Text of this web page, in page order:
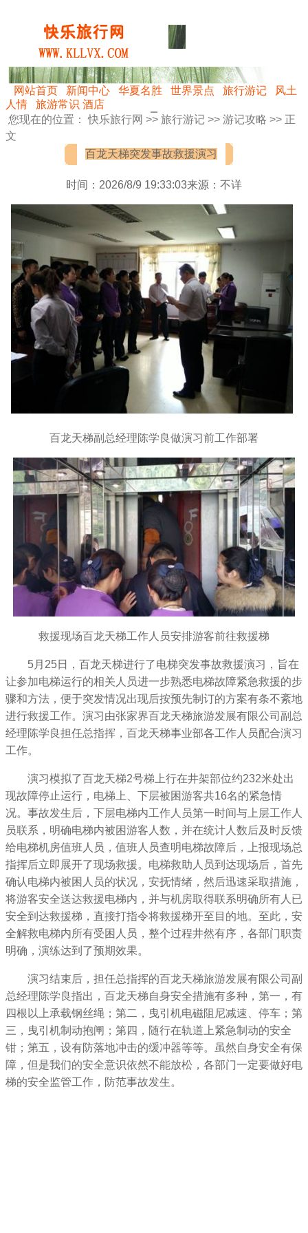
网站首页 新闻中心 华夏名胜 世界景点 旅行游记
风土
人情
旅游常识 酒店
您现在的位置：快乐旅行网 >> 旅行游记 >> 游记攻略 >> 正
文
百龙天梯突发事故救援演习
时间：2026/8/9 19:33:03来源：不详
百龙天梯副总经理陈学良做演习前工作部署
救援现场百龙天梯工作人员安排游客前往救援梯
5月25日，百龙天梯进行了电梯突发事故救援演习，旨在
让参加电梯运行的相关人员进一步熟悉电梯故障紧急救援的步
骤和方法，便于突发情况出现后按预先制订的方案有条不紊地
进行救援工作。演习由张家界百龙天梯旅游发展有限公司副总
经理陈学良担任总指挥，百龙天梯事业部各工作人员配合演习
工作。
演习模拟了百龙天梯2号梯上行在井架部位约232米处出
现故障停止运行，电梯上、下层被困游客共16名的紧急情
况。事故发生后，下层电梯内工作人员第一时间与上层工作人
员联系，明确电梯内被困游客人数，并在统计人数后及时反馈
给电梯机房值班人员，值班人员查明电梯故障后，上报现场总
指挥后立即展开了现场救援。电梯救助人员到达现场后，首先
确认电梯内被困人员的状况，安抚情绪，然后迅速采取措施，
将游客安全送达救援电梯内，并与机房取得联系明确所有人已
安全到达救援梯，直接打指令将救援梯开至目的地。至此，安
全解救电梯内所有受困人员，整个过程井然有序，各部门职责
明确，演练达到了预期效果。
演习结束后，担任总指挥的百龙天梯旅游发展有限公司副
总经理陈学良指出，百龙天梯自身安全措施有多种，第一，有
四根以上承载钢丝绳；第二，曳引机电磁阻尼减速、停车；第
三，曳引机制动抱闸；第四，随行在轨道上紧急制动的安全
钳；第五，设有防落地冲击的缓冲器等等。虽然自身安全有保
障，但是我们的安全意识依然不能放松，各部门一定要做好电
梯的安全监管工作，防范事故发生。